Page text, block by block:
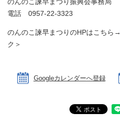
電話 0957-22-3323
のんのこ諫早まつりのHPはこちら→
ク＞
Googleカレンダーへ登録